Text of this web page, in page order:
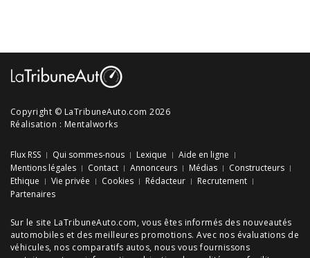
Copyright © LaTribuneAuto.com 2026
Réalisation : Mentalworks
Flux RSS Qui sommes-nous Lexique
Aide en ligne
Mentions légales
Contact Annonceurs Médias
Constructeurs
Ethique
Vie privée Cookies Rédacteur
Recrutement
Partenaires
Sur le site LaTribuneAuto.com, vous êtes informés des nouveautés
automobiles et des meilleures promotions. Avec nos évaluations de
véhicules, nos comparatifs autos, nous vous fournissons